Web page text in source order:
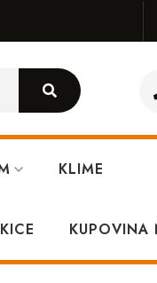
KLIME
KUPOVINA
M3